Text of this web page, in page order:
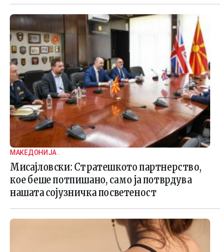
МАКЕДОНИЈА .
Мисајловски: Стратешкото партнерство,
кое беше потпишано, само ја потврдува
нашата сојузничка посветеност